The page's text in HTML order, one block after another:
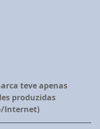
teve apenas
produzidas
Internet)